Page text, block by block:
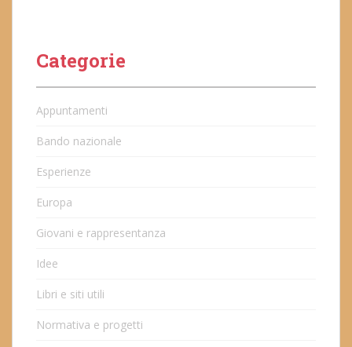
Categorie
Appuntamenti
Bando nazionale
Esperienze
Europa
Giovani e rappresentanza
Idee
Libri e siti utili
Normativa e progetti